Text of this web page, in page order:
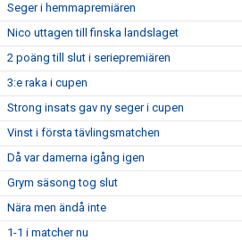
Seger i hemmapremiären
Nico uttagen till finska landslaget
2 poäng till slut i seriepremiären
3:e raka i cupen
Strong insats gav ny seger i cupen
Vinst i första tävlingsmatchen
Då var damerna igång igen
Grym säsong tog slut
Nära men ändå inte
1-1 i matcher nu